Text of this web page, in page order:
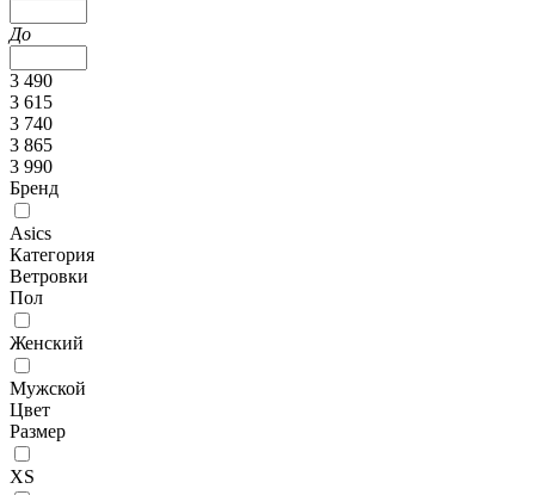
До
3 490
3 615
3 740
3 865
3 990
Бренд
Asics
Категория
Ветровки
Пол
Женский
Мужской
Цвет
Размер
XS